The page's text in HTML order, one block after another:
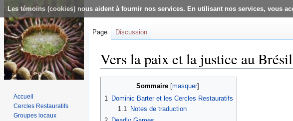
Les témoins (cookies) nous aident à fournir nos services. En utilisant nos services, vous
Vers la paix et la justice au Brésil
Sommaire masquer]
1 Dominic Barter et les Cercles Restauratifs
1.1
Notes de traduction
Page Discussion
Accueil
Cercles Restauratifs
Groupes locaux